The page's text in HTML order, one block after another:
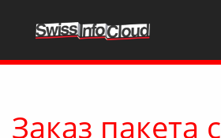
Заказ пакета с